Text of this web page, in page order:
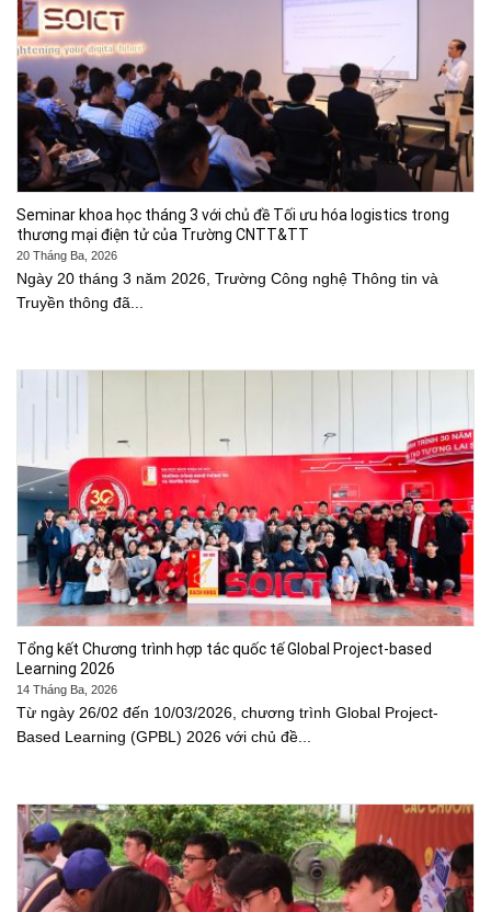
Seminar khoa học tháng 3 với chủ đề Tối ưu hóa logistics trong
thương mại điện tử của Trường CNTT&TT
20 Tháng Ba, 2026
Ngày 20 tháng 3 năm 2026, Trường Công nghệ Thông tin và
Truyền thông đã...
Tổng kết Chương trình hợp tác quốc tế Global Project-based
Learning 2026
14 Tháng Ba, 2026
Từ ngày 26/02 đến 10/03/2026, chương trình Global Project-
Based Learning (GPBL) 2026 với chủ đề...